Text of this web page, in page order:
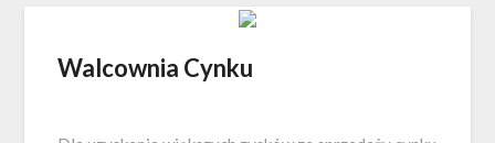
Walcownia Cynku